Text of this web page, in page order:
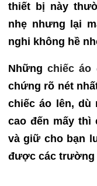
thiết bị này
nhẹ nhưng lại
nghi không hề
Nhữngchiếc áo
chứng rõ nét
chiếc áo lên,
cao đến mấy thì
và giữ cho bạn
được các trường